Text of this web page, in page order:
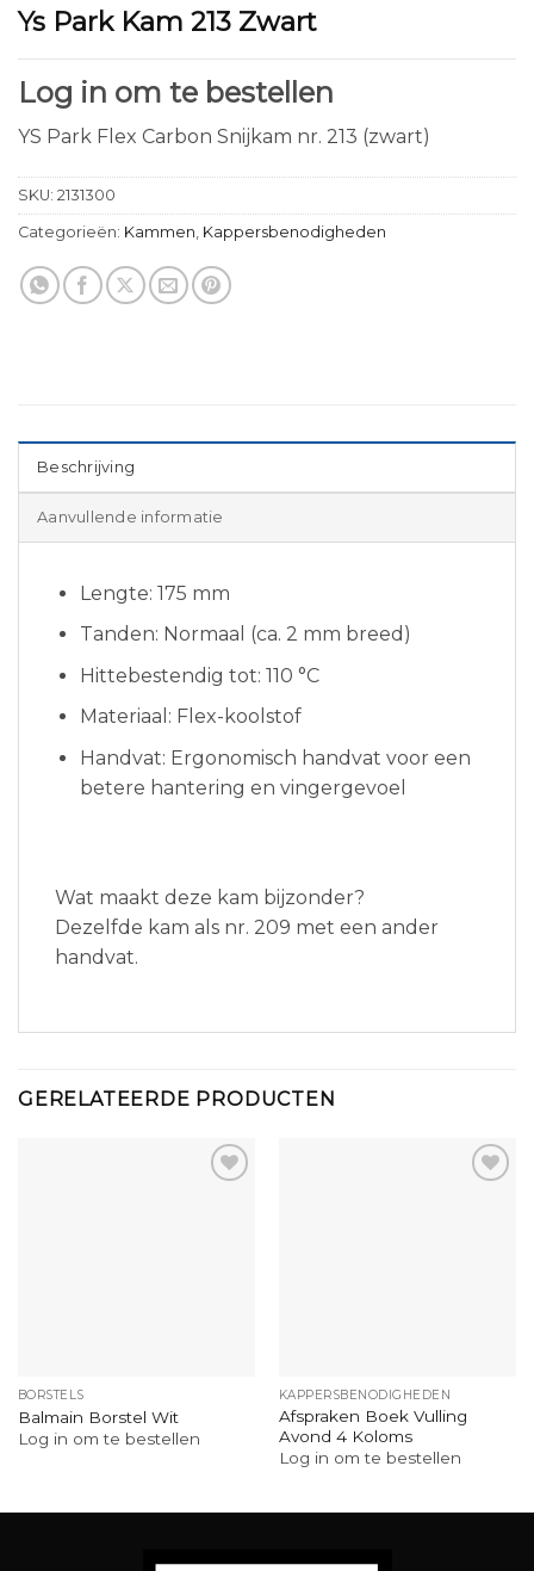
Ys Park Kam 213 Zwart
Log in om te bestellen
YS Park Flex Carbon Snijkam nr. 213 (zwart)
SKU: 2131300
Categorieën: Kammen Kappersbenodigheden
Beschrijving
Aanvullende informatie
Lengte: 175 mm
Tanden: Normaal (ca. 2 mm breed)
Hittebestendig tot: 110 °C
Materiaal: Flex-koolstof
Handvat: Ergonomisch handvat voor een
betere hantering en vingergevoel
Wat maakt deze kam bijzonder?
Dezelfde kam als nr. 209 met een ander
handvat.
GERELATEERDE PRODUCTEN
BORSTELS
Balmain Borstel Wit
Log in om te bestellen
KAPPERSBENODIGHEDEN
Afspraken Boek Vulling
Avond 4 Koloms
Log in om te bestellen